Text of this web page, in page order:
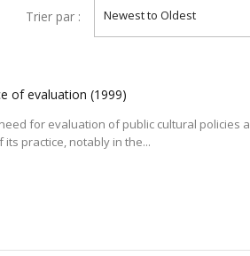
Trier par : Newest to Oldest
of evaluation (1999)
for evaluation of public cultural policies
practice, notably in the...